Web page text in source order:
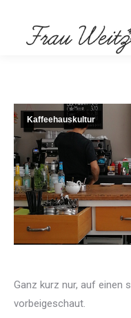
Kaffeehauskultur
Ganz kurz nur, auf einen
vorbeigeschaut.